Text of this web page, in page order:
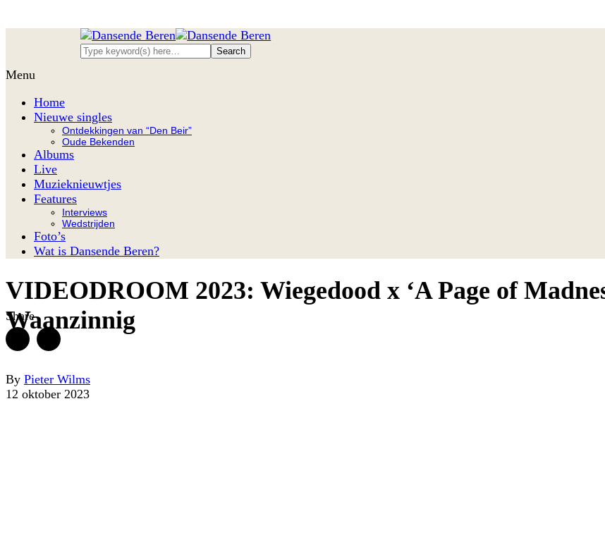
Menu
Home
Nieuwe singles
Ontdekkingen van “Den Beir”
Oude Bekenden
Albums
Live
Muzieknieuwtjes
Features
Interviews
Wedstrijden
Foto’s
Wat is Dansende Beren?
VIDEODROOM 2023: Wiegedood x ‘A Page of
Waanzinnig
By Pieter Wilms
12 oktober 2023
Share